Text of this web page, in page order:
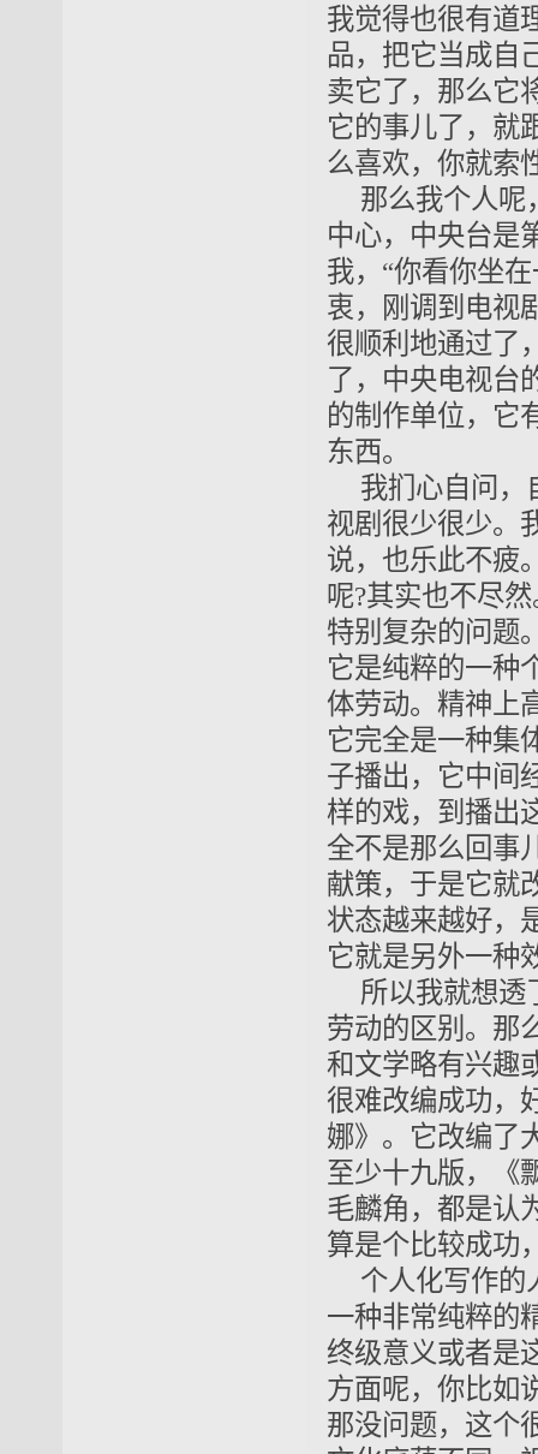
我觉得也很有道
品，把它当成自
卖它了，那么它
它的事儿了，就
么喜欢，你就索
那么我个人呢
中心，中央台是
我，“你看你坐
衷，刚调到电视
很顺利地通过了
了，中央电视台
的制作单位，它
东西。
我扪心自问，
视剧很少很少。
说，也乐此不疲
呢?其实也不尽
特别复杂的问题
它是纯粹的一种
体劳动。精神上
它完全是一种集
子播出，它中间
样的戏，到播出
全不是那么回事
献策，于是它就
状态越来越好，
它就是另外一种
所以我就想透
劳动的区别。那
和文学略有兴趣
很难改编成功，
娜》。它改编了
至少十九版，《
毛麟角，都是认
算是个比较成功
个人化写作的
一种非常纯粹的
终级意义或者是
方面呢，你比如
那没问题，这个